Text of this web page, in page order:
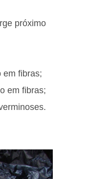
próximo
em fibras;
em fibras;